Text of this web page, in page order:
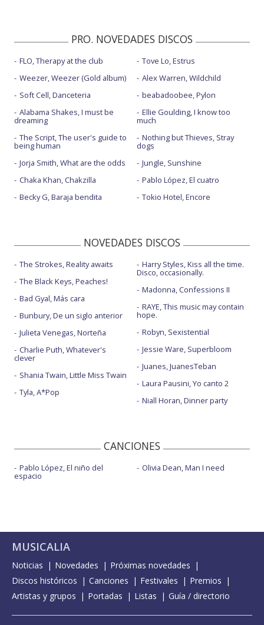
PRO. NOVEDADES DISCOS
FLO, Therapy at the club
Weezer, Weezer (Gold album)
Soft Cell, Danceteria
Alabama Shakes, I must be
dreaming
The Script, The user's guide to
being human
Jorja Smith, What are the odds
Chaka Khan, Chakzilla
Becky G, Baraja bendita
Tove Lo, Estrus
Alex Warren, Wildchild
beabadoobee, Pylon
Ellie Goulding, I know too
much
Nothing but Thieves, Stray
dogs
Jungle, Sunshine
Pablo López, El cuatro
Tokio Hotel, Encore
NOVEDADES DISCOS
The Strokes, Reality awaits
The Black Keys, Peaches!
Bad Gyal, Más cara
Bunbury, De un siglo anterior
Julieta Venegas, Norteña
Charlie Puth, Whatever's
clever
Shania Twain, Little Miss Twain
Tyla, A*Pop
Harry Styles, Kiss all the time.
Disco, occasionally.
Madonna, Confessions II
RAYE, This music may contain
hope.
Robyn, Sexistential
Jessie Ware, Superbloom
Juanes, JuanesTeban
Laura Pausini, Yo canto 2
Niall Horan, Dinner party
CANCIONES
Pablo López, El niño del
espacio
Olivia Dean, Man I need
MUSICALIA
Noticias Novedades
Próximas novedades
Discos históricos
Canciones Festivales
Premios
Artistas y grupos
Portadas Listas Guía / directorio